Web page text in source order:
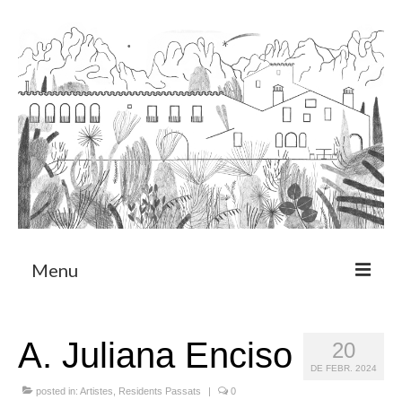
Menu
Programa de Residència
CRUCERO
20
DE FEBR. 2024
A. Juliana Enciso
posted in: Artistes Residents Passats | 0